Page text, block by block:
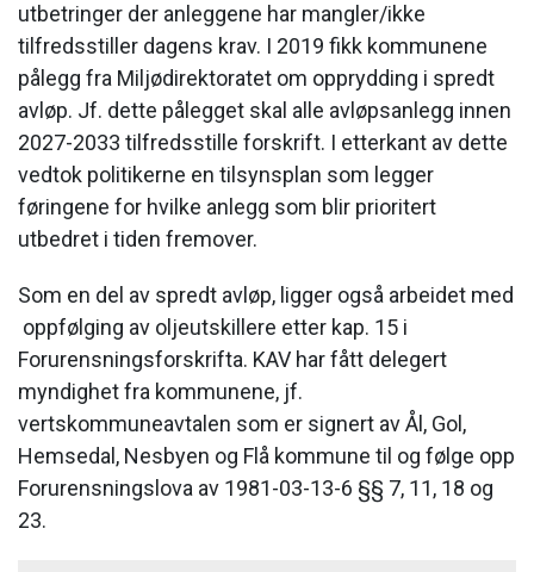
utbetringer der anleggene har mangler/ikke
tilfredsstiller dagens krav. I 2019 fikk kommunene
pålegg fra Miljødirektoratet om opprydding i spredt
avløp. Jf. dette pålegget skal alle avløpsanlegg innen
2027-2033 tilfredsstille forskrift. I etterkant av dette
vedtok politikerne en tilsynsplan som legger
føringene for hvilke anlegg som blir prioritert
utbedret i tiden fremover.
Som en del av spredt avløp, ligger også arbeidet med
oppfølging av oljeutskillere etter kap. 15 i
Forurensningsforskrifta. KAV har fått delegert
myndighet fra kommunene, jf.
vertskommuneavtalen som er signert av Ål, Gol,
Hemsedal, Nesbyen og Flå kommune til og følge opp
Forurensningslova av 1981-03-13-6 §§ 7, 11, 18 og
23.